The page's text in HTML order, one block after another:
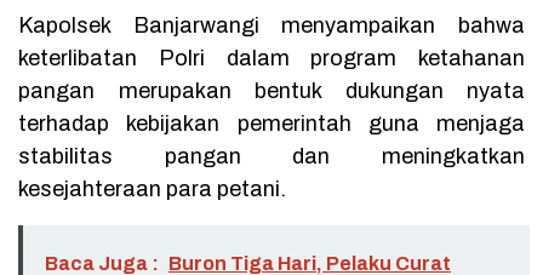
Kapolsek Banjarwangi menyampaikan bahwa
keterlibatan Polri dalam program ketahanan
pangan merupakan bentuk dukungan nyata
terhadap kebijakan pemerintah guna menjaga
stabilitas pangan dan meningkatkan
kesejahteraan para petani.
Baca Juga : Buron Tiga Hari, Pelaku Curat